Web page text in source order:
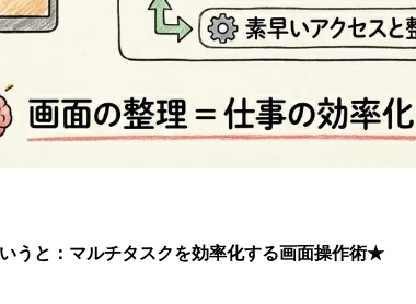
と：マルチタスクを効率化する画面操作術★